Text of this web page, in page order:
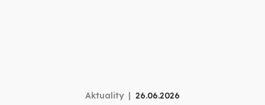
Aktuality 26.06.2026